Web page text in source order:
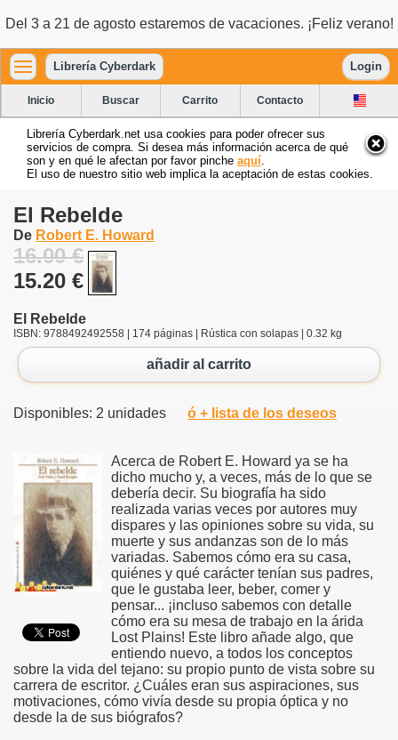
Del 3 a 21 de agosto estaremos de vacaciones. ¡Feliz verano!
Librería Cyberdark Login
Inicio Buscar Carrito Contacto
Librería Cyberdark.net usa cookies para poder ofrecer sus
servicios de compra. Si desea más información acerca de qué
son y en qué le afectan por favor pinche aquí
El uso de nuestro sitio web implica la aceptación de estas cookies.
El Rebelde
De Robert E. Howard
16.00 €
15.20 €
El Rebelde
ISBN: 9788492492558 | 174 páginas | Rústica con solapas | 0.32 kg
añadir al carrito
Disponibles: 2 unidades ó + lista de los deseos
Acerca de Robert E. Howard ya se ha
dicho mucho y, a veces, más de lo que se
debería decir. Su biografía ha sido
realizada varias veces por autores muy
dispares y las opiniones sobre su vida, su
muerte y sus andanzas son de lo más
variadas. Sabemos cómo era su casa,
quiénes y qué carácter tenían sus padres,
que le gustaba leer, beber, comer y
pensar... ¡incluso sabemos con detalle
cómo era su mesa de trabajo en la árida
Lost Plains! Este libro añade algo, que
entiendo nuevo, a todos los conceptos
sobre la vida del tejano: su propio punto de vista sobre su
carrera de escritor. ¿Cuáles eran sus aspiraciones, sus
motivaciones, cómo vivía desde su propia óptica y no
desde la de sus biógrafos?